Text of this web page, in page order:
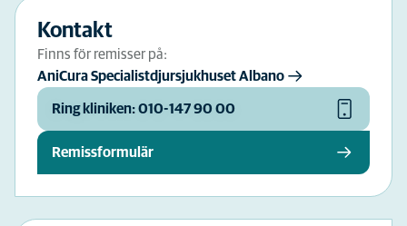
Kontakt
Finns för remisser på:
AniCura Specialistdjursjukhuset Albano
Ring kliniken: 010-147 90 00
Remissformulär